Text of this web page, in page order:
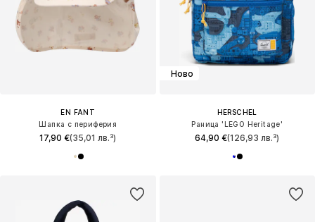
EN FANT
Шапка с периферия
17,90 €(35,01 лв.³)
Ново
HERSCHEL
Раница 'LEGO Heritage'
64,90 €(126,93 лв.³)